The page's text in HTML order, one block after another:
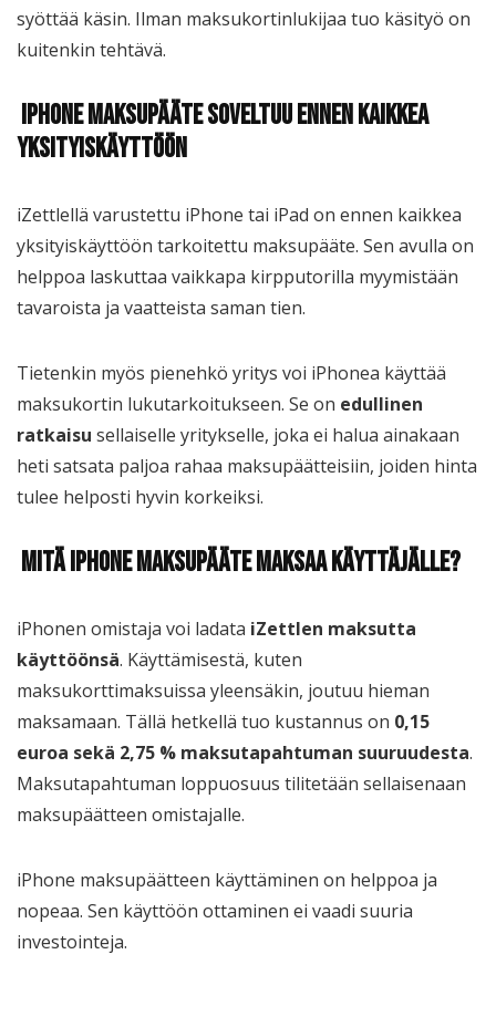
syöttää käsin. Ilman maksukortinlukijaa tuo käsityö on
kuitenkin tehtävä.
iPhone maksupääte soveltuu ennen kaikkea
yksityiskäyttöön
iZettlellä varustettu iPhone tai iPad on ennen kaikkea
yksityiskäyttöön tarkoitettu maksupääte. Sen avulla on
helppoa laskuttaa vaikkapa kirpputorilla myymistään
tavaroista ja vaatteista saman tien.
Tietenkin myös pienehkö yritys voi iPhonea käyttää
maksukortin lukutarkoitukseen. Se on edullinen
ratkaisu sellaiselle yritykselle, joka ei halua ainakaan
heti satsata paljoa rahaa maksupäätteisiin, joiden hinta
tulee helposti hyvin korkeiksi.
Mitä iPhone maksupääte maksaa käyttäjälle?
iPhonen omistaja voi ladata iZettlen maksutta
käyttöönsä. Käyttämisestä, kuten
maksukorttimaksuissa yleensäkin, joutuu hieman
maksamaan. Tällä hetkellä tuo kustannus on 0,15
euroa sekä 2,75 % maksutapahtuman suuruudesta.
Maksutapahtuman loppuosuus tilitetään sellaisenaan
maksupäätteen omistajalle.
iPhone maksupäätteen käyttäminen on helppoa ja
nopeaa. Sen käyttöön ottaminen ei vaadi suuria
investointeja.